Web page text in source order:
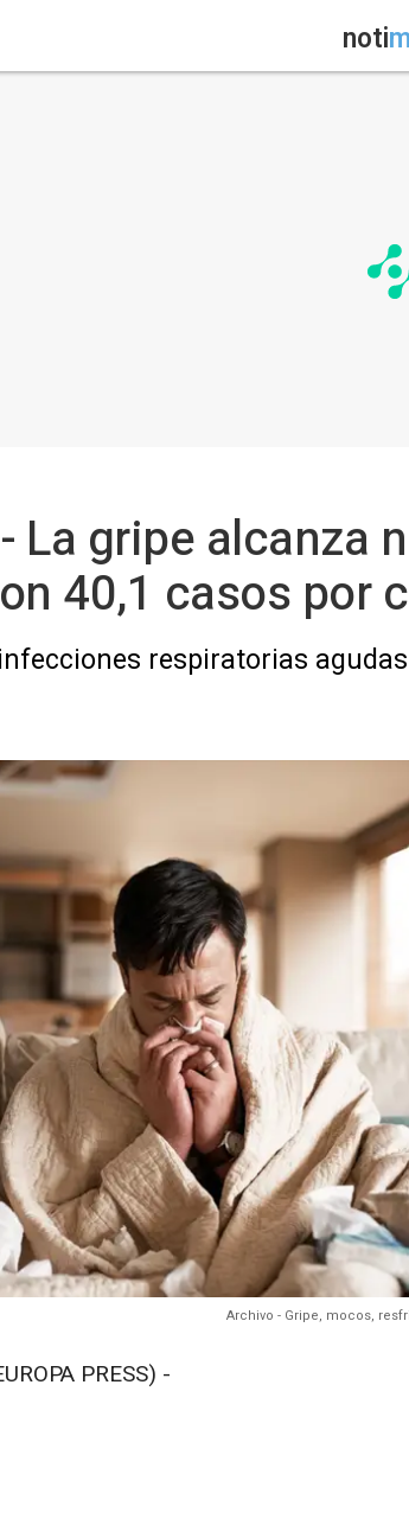
noti
La gripe alcanza
40,1 casos por
respiratorias
Archivo - Gripe, mocos,
PRESS) -